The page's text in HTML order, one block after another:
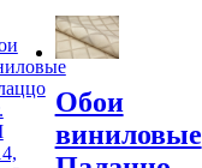
Обои
виниловые